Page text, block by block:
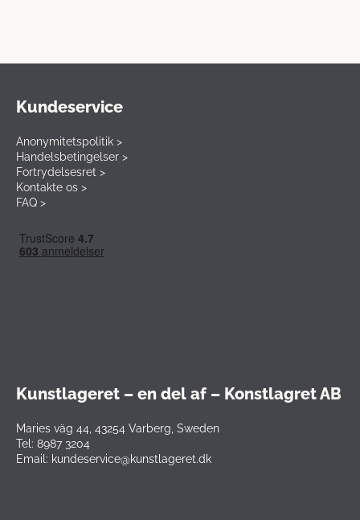
Kundeservice
Anonymitetspolitik >
Handelsbetingelser >
Fortrydelsesret >
Kontakte os >
FAQ >
Kunstlageret – en del af – Konstlagret AB
Maries väg 44, 43254 Varberg, Sweden
Tel: 8987 3204
Email: kundeservice@kunstlageret.dk